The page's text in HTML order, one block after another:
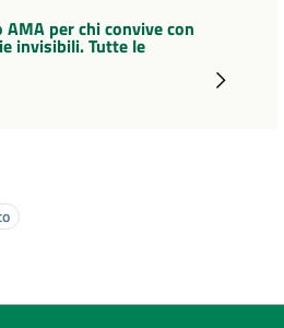
per chi convive con
invisibili. Tutte le